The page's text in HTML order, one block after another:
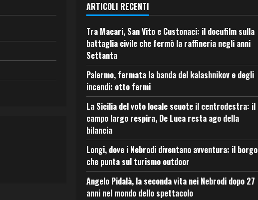
ARTICOLI RECENTI
Tra Macari, San Vito e Custonaci: il docufilm sulla
battaglia civile che fermò la raffineria negli anni
Settanta
Palermo, fermata la banda del kalashnikov e degli
incendi: otto fermi
La Sicilia del voto locale scuote il centrodestra: il
campo largo respira, De Luca resta ago della
bilancia
Longi, dove i Nebrodi diventano avventura: il borgo
che punta sul turismo outdoor
Angelo Pidalà, la seconda vita nei Nebrodi dopo 27
anni nel mondo dello spettacolo